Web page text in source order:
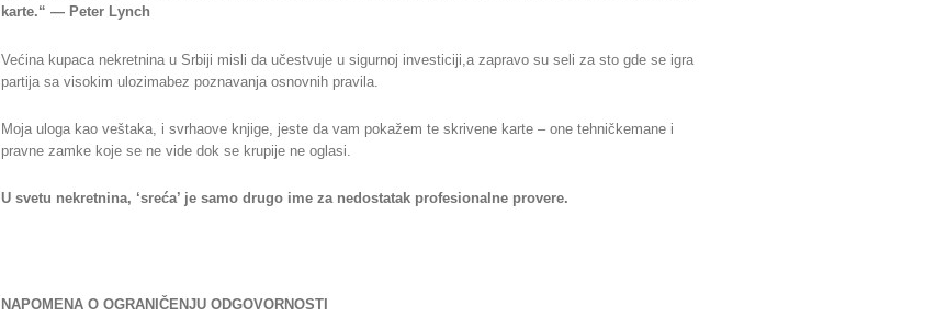
karte.“ — Peter Lynch
Većina kupaca nekretnina u Srbiji misli da učestvuje u sigurnoj investiciji,a zapravo su seli za sto gde se igra
partija sa visokim ulozimabez poznavanja osnovnih pravila.
Moja uloga kao veštaka, i svrhaove knjige, jeste da vam pokažem te skrivene karte – one tehničkemane i
pravne zamke koje se ne vide dok se krupije ne oglasi.
U svetu nekretnina, ‘sreća’ je samo drugo ime za nedostatak profesionalne provere.
NAPOMENA O OGRANIČENJU ODGOVORNOSTI